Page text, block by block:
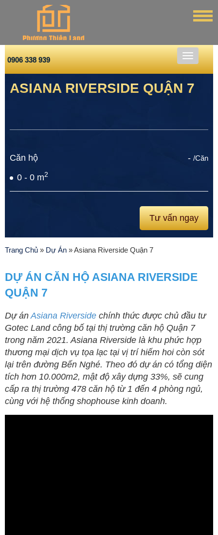
0906 338 939
ASIANA RIVERSIDE QUẬN 7
Căn hộ - /Căn
0 - 0 m2
Tư vấn ngay
Trang Chủ » Dự Án »Asiana Riverside Quận 7
DỰ ÁN CĂN HỘ ASIANA RIVERSIDE
QUẬN 7
Dự ánAsiana Riverside chính thức được chủ đầu tư
Gotec Land công bố tại thị trường căn hộ Quận 7
trong năm 2021. Asiana Riverside là khu phức hợp
thương mại dịch vụ tọa lạc tại vị trí hiếm hoi còn sót
lại trên đường Bến Nghé. Theo đó dự án có tổng diện
tích hơn 10.000m2, mật độ xây dựng 33%, sẽ cung
cấp ra thị trường 478 căn hộ từ 1 đến 4 phòng ngủ,
cùng với hệ thống shophouse kinh doanh.